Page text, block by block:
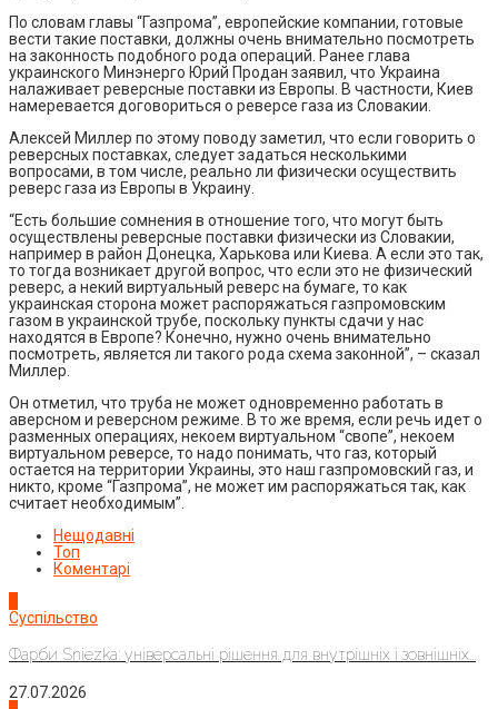
По словам главы “Газпрома”, европейские компании, готовые
вести такие поставки, должны очень внимательно посмотреть
на законность подобного рода операций. Ранее глава
украинского Минэнерго Юрий Продан заявил, что Украина
налаживает реверсные поставки из Европы. В частности, Киев
намеревается договориться о реверсе газа из Словакии.
Алексей Миллер по этому поводу заметил, что если говорить о
реверсных поставках, следует задаться несколькими
вопросами, в том числе, реально ли физически осуществить
реверс газа из Европы в Украину.
“Есть большие сомнения в отношение того, что могут быть
осуществлены реверсные поставки физически из Словакии,
например в район Донецка, Харькова или Киева. А если это так,
то тогда возникает другой вопрос, что если это не физический
реверс, а некий виртуальный реверс на бумаге, то как
украинская сторона может распоряжаться газпромовским
газом в украинской трубе, поскольку пункты сдачи у нас
находятся в Европе? Конечно, нужно очень внимательно
посмотреть, является ли такого рода схема законной”, – сказал
Миллер.
Он отметил, что труба не может одновременно работать в
аверсном и реверсном режиме. В то же время, если речь идет о
разменных операциях, некоем виртуальном “свопе”, некоем
виртуальном реверсе, то надо понимать, что газ, который
остается на территории Украины, это наш газпромовский газ, и
никто, кроме “Газпрома”, не может им распоряжаться так, как
считает необходимым”.
Нещодавні
Топ
Коментарі
Суспільство
Фарби Sniezka: універсальні рішення для внутрішніх і зовнішніх...
27.07.2026